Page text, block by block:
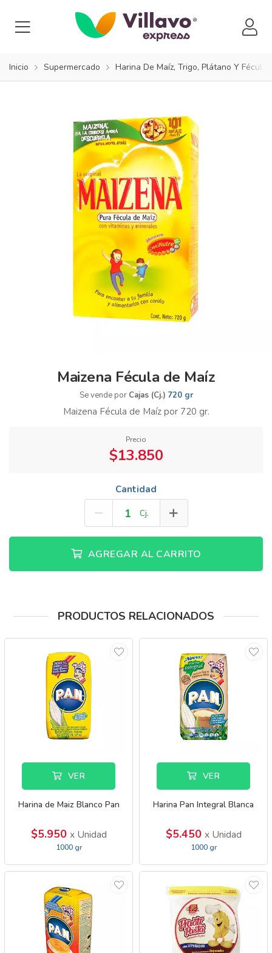
Inicio Supermercado Harina De Maíz, Trigo, Plátano Y Fécula
Maizena Fécula de Maíz
Se vende por Cajas (Cj.) 720 gr
Maizena Fécula de Maíz por 720 gr.
Precio
$13.850
Cantidad
Cj.
AGREGAR AL CARRITO
PRODUCTOS RELACIONADOS
VER
Harina de Maiz Blanco Pan
$5.950 x Unidad
1000 gr
VER
Harina Pan Integral Blanca
$5.450 x Unidad
1000 gr